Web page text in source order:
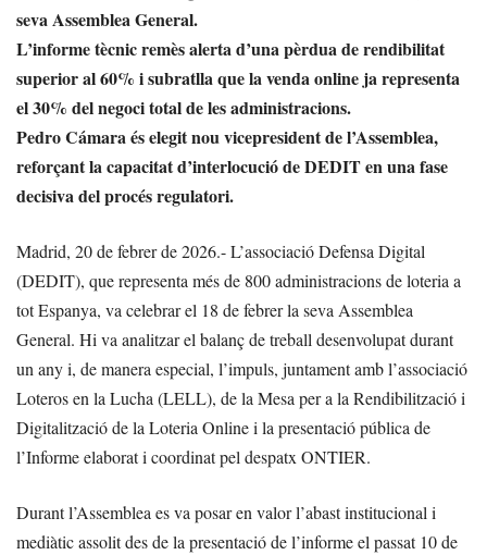
seva Assemblea General.
L’informe tècnic remès alerta d’una pèrdua de rendibilitat
superior al 60% i subratlla que la venda online ja representa
el 30% del negoci total de les administracions.
Pedro Cámara és elegit nou vicepresident de l’Assemblea,
reforçant la capacitat d’interlocució de DEDIT en una fase
decisiva del procés regulatori.
Madrid, 20 de febrer de 2026.- L’associació Defensa Digital
(DEDIT), que representa més de 800 administracions de loteria a
tot Espanya, va celebrar el 18 de febrer la seva Assemblea
General. Hi va analitzar el balanç de treball desenvolupat durant
un any i, de manera especial, l’impuls, juntament amb l’associació
Loteros en la Lucha (LELL), de la Mesa per a la Rendibilització i
Digitalització de la Loteria Online i la presentació pública de
l’Informe elaborat i coordinat pel despatx ONTIER.
Durant l’Assemblea es va posar en valor l’abast institucional i
mediàtic assolit des de la presentació de l’informe el passat 10 de